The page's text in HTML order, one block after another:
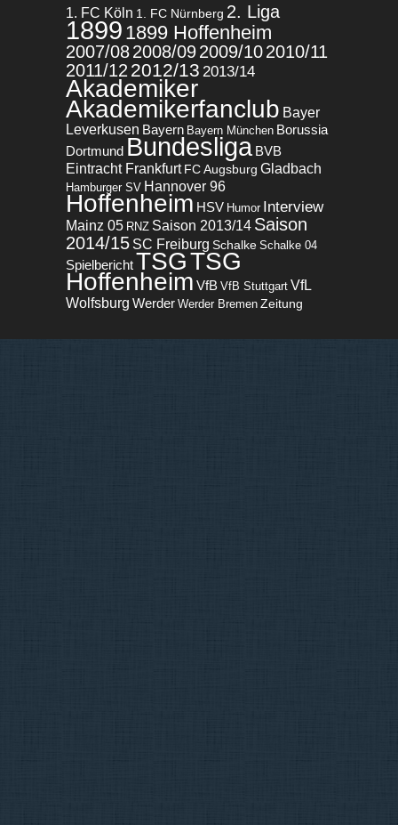
1. FC Köln 1. FC Nürnberg 2. Liga
1899 1899 Hoffenheim
2007/082008/092009/102010/11
2011/12 2012/13 2013/14
Akademiker
Akademikerfanclub Bayer
Leverkusen Bayern Bayern München Borussia
Dortmund Bundesliga BVB
Eintracht Frankfurt FC Augsburg Gladbach
Hamburger SV Hannover 96
Hoffenheim HSV Humor Interview
Mainz 05 RNZ Saison 2013/14 Saison
2014/15 SC Freiburg Schalke Schalke 04
SpielberichtTSGTSG
Hoffenheim VfB VfB Stuttgart VfL
Wolfsburg Werder Werder Bremen Zeitung